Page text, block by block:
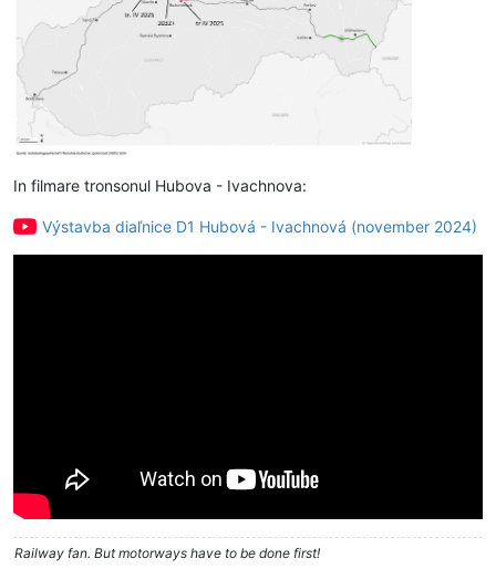
In filmare tronsonul Hubova - Ivachnova:
Výstavba diaľnice D1 Hubová - Ivachnová (november 2024)
Railway fan. But motorways have to be done first!